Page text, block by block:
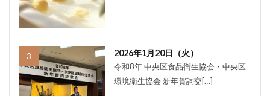
2026年1月20日（火）
令和8年 中央区食品衛生協会・中央区
環境衛生協会 新年賀詞交[…]